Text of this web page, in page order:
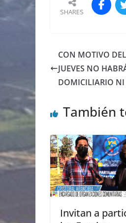
SHARES
CON MOTIVO
JUEVES NO
DOMICILIARIO NI
También
Invitan a